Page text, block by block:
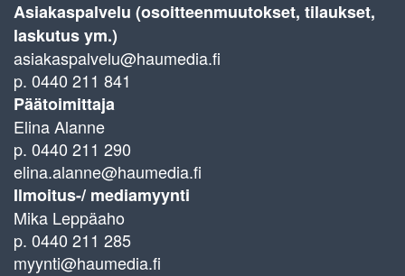
Asiakaspalvelu (osoitteenmuutokset, tilaukset,
laskutus ym.)
asiakaspalvelu@haumedia.fi
p. 0440 211 841
Päätoimittaja
Elina Alanne
p. 0440 211 290
elina.alanne@haumedia.fi
Ilmoitus-/ mediamyynti
Mika Leppäaho
p. 0440 211 285
myynti@haumedia.fi